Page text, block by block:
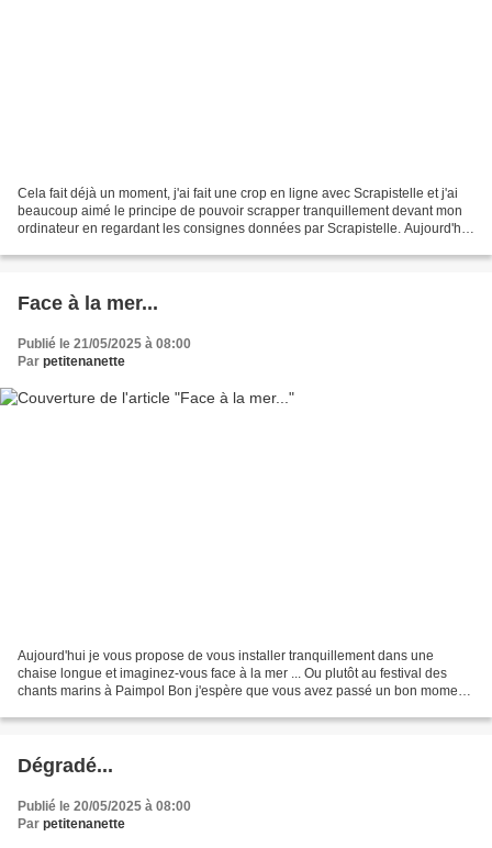
Cela fait déjà un moment, j'ai fait une crop en ligne avec Scrapistelle et j'ai
beaucoup aimé le principe de pouvoir scrapper tranquillement devant mon
ordinateur en regardant les consignes données par Scrapistelle. Aujourd'hui
Face à la mer...
Publié le 21/05/2025 à 08:00
Par petitenanette
Aujourd'hui je vous propose de vous installer tranquillement dans une
chaise longue et imaginez-vous face à la mer ... Ou plutôt au festival des
chants marins à Paimpol Bon j'espère que vous avez passé un bon moment
Dégradé...
Publié le 20/05/2025 à 08:00
Par petitenanette